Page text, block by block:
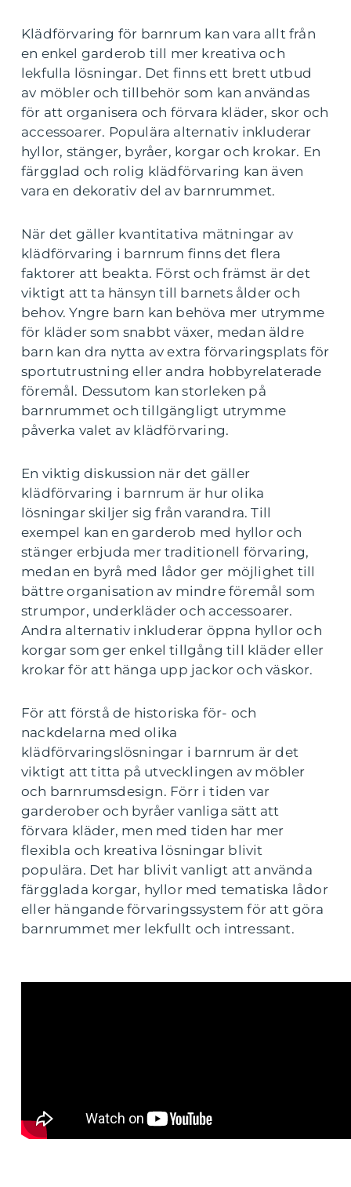
Klädförvaring för barnrum kan vara allt från
en enkel garderob till mer kreativa och
lekfulla lösningar. Det finns ett brett utbud
av möbler och tillbehör som kan användas
för att organisera och förvara kläder, skor och
accessoarer. Populära alternativ inkluderar
hyllor, stänger, byråer, korgar och krokar. En
färgglad och rolig klädförvaring kan även
vara en dekorativ del av barnrummet.
När det gäller kvantitativa mätningar av
klädförvaring i barnrum finns det flera
faktorer att beakta. Först och främst är det
viktigt att ta hänsyn till barnets ålder och
behov. Yngre barn kan behöva mer utrymme
för kläder som snabbt växer, medan äldre
barn kan dra nytta av extra förvaringsplats för
sportutrustning eller andra hobbyrelaterade
föremål. Dessutom kan storleken på
barnrummet och tillgängligt utrymme
påverka valet av klädförvaring.
En viktig diskussion när det gäller
klädförvaring i barnrum är hur olika
lösningar skiljer sig från varandra. Till
exempel kan en garderob med hyllor och
stänger erbjuda mer traditionell förvaring,
medan en byrå med lådor ger möjlighet till
bättre organisation av mindre föremål som
strumpor, underkläder och accessoarer.
Andra alternativ inkluderar öppna hyllor och
korgar som ger enkel tillgång till kläder eller
krokar för att hänga upp jackor och väskor.
För att förstå de historiska för- och
nackdelarna med olika
klädförvaringslösningar i barnrum är det
viktigt att titta på utvecklingen av möbler
och barnrumsdesign. Förr i tiden var
garderober och byråer vanliga sätt att
förvara kläder, men med tiden har mer
flexibla och kreativa lösningar blivit
populära. Det har blivit vanligt att använda
färgglada korgar, hyllor med tematiska lådor
eller hängande förvaringssystem för att göra
barnrummet mer lekfullt och intressant.